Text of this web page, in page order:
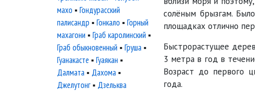
солёным брызгам.
площадках отлично
Быстрорастущее
3 метра в год в
Возраст до первого
года.
махо ▪Гондурасский
палисандр ▪Гонкало ▪Горный
махагони ▪Граб каролинский ▪
Граб обыкновенный ▪Груша ▪
Гуанакасте ▪Гуаякан ▪
Далмата ▪ Дахома ▪
Джелутонг ▪ Дзельква